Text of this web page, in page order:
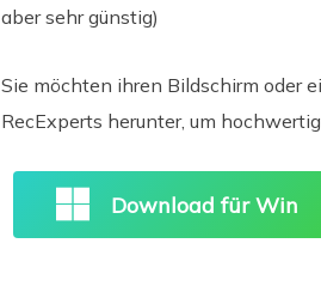
aber sehr günstig)
Sie möchten ihren Bildschirm oder
RecExperts herunter, um
Download für Win